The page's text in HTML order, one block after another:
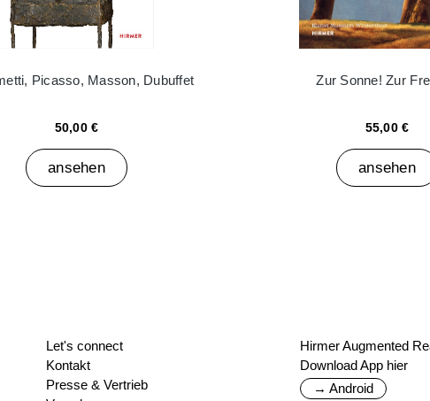
Picasso, Masson, Dubuffet
50,00 €
ansehen
Zur Sonne! Zur
55,00 €
ansehen
Let's connect
Kontakt
Presse & Vertrieb
Hirmer Augmented
Download App hier
→ Android